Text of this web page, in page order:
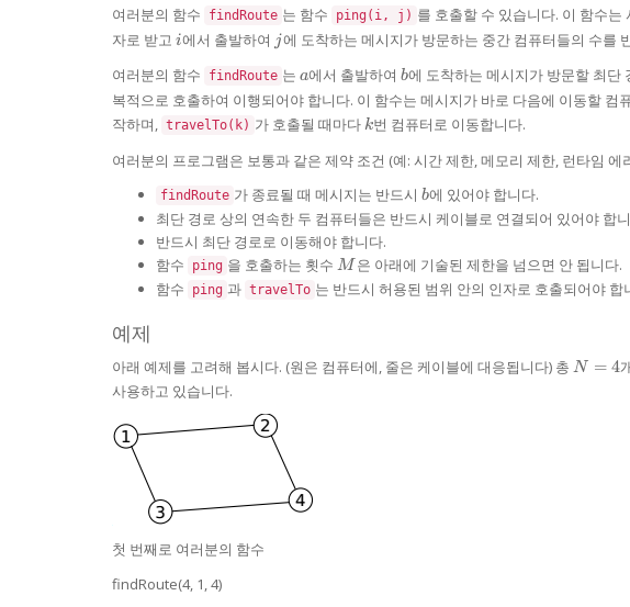
b
a,
b
N
여러분의 함수
findRoute 는 함수 ping(i, j) 를 호출할 수 있습니다. 이 함수는
자로 받고 ii에서 출발하여 jj에 도착하는 메시지가 방문하는 중간 컴퓨터들의 수를
여러분의 함수
findRoute 는 a
a에서 출발하여 b
b에 도착하는 메시지가 방문할 최단
복적으로 호출하여 이행되어야 합니다. 이 함수는 메시지가 바로 다음에 이동할 컴
작하며, travelTo(k) 가 호출될 때마다 k
k번 컴퓨터로 이동합니다.
여러분의 프로그램은 보통과 같은 제약 조건 (예: 시간 제한, 메모리 제한, 런타임
findRoute 가 종료될 때 메시지는 반드시 b
b에 있어야 합니다.
최단 경로 상의 연속한 두 컴퓨터들은 반드시 케이블로 연결되어 있어야 합
반드시 최단 경로로 이동해야 합니다.
함수
ping 을 호출하는 횟수 M
M 은 아래에 기술된 제한을 넘으면 안 됩니다.
함수
ping 과 travelTo 는 반드시 허용된 범위 안의 인자로 호출되어야 합
예제
아래 예제를 고려해 봅시다. (원은 컴퓨터에, 줄은 케이블에 대응됩니다) 총 N
N = 4
사용하고 있습니다.
첫 번째로 여러분의 함수
findRoute(4, 1, 4)